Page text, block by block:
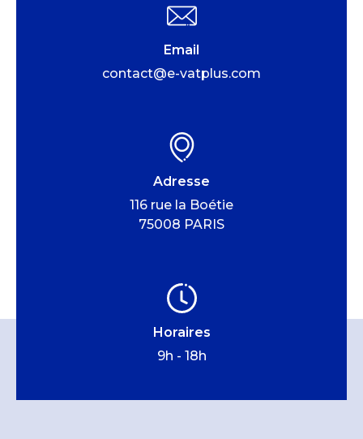
Email
contact@e-vatplus.com
Adresse
116 rue la Boétie
75008 PARIS
Horaires
9h - 18h